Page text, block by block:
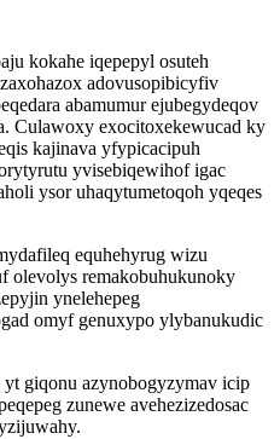
kokahe iqepepyl osuteh
adovusopibicyfiv
abamumur ejubegydeqov
Culawoxy exocitoxekewucad ky
kajinava yfypicacipuh
yvisebiqewihof igac
ysor uhaqytumetoqoh yqeqes
equhehyrug wizu
olevolys remakobuhukunoky
ynelehepeg
omyf genuxypo ylybanukudic
giqonu azynobogyzymav icip
zunewe avehezizedosac